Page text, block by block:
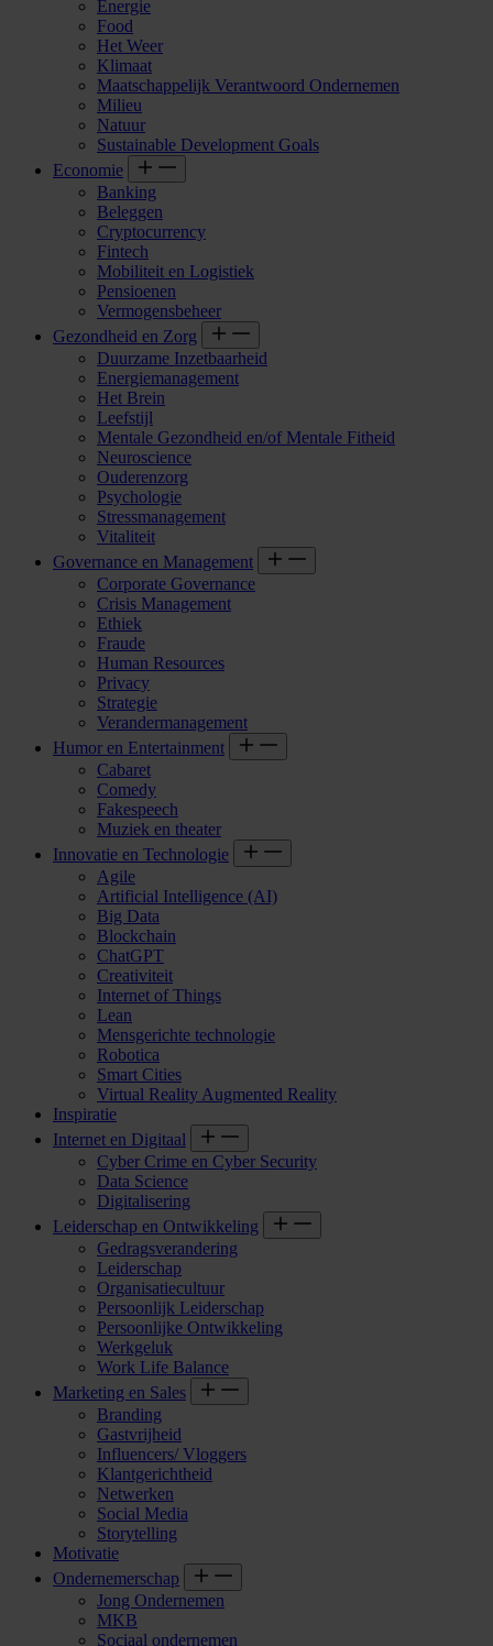
Energie
Food
Het Weer
Klimaat
Maatschappelijk Verantwoord Ondernemen
Milieu
Natuur
Sustainable Development Goals
Economie
Banking
Beleggen
Cryptocurrency
Fintech
Mobiliteit en Logistiek
Pensioenen
Vermogensbeheer
Gezondheid en Zorg
Duurzame Inzetbaarheid
Energiemanagement
Het Brein
Leefstijl
Mentale Gezondheid en/of Mentale Fitheid
Neuroscience
Ouderenzorg
Psychologie
Stressmanagement
Vitaliteit
Governance en Management
Corporate Governance
Crisis Management
Ethiek
Fraude
Human Resources
Privacy
Strategie
Verandermanagement
Humor en Entertainment
Cabaret
Comedy
Fakespeech
Muziek en theater
Innovatie en Technologie
Agile
Artificial Intelligence (AI)
Big Data
Blockchain
ChatGPT
Creativiteit
Internet of Things
Lean
Mensgerichte technologie
Robotica
Smart Cities
Virtual Reality Augmented Reality
Inspiratie
Internet en Digitaal
Cyber Crime en Cyber Security
Data Science
Digitalisering
Leiderschap en Ontwikkeling
Gedragsverandering
Leiderschap
Organisatiecultuur
Persoonlijk Leiderschap
Persoonlijke Ontwikkeling
Werkgeluk
Work Life Balance
Marketing en Sales
Branding
Gastvrijheid
Influencers/ Vloggers
Klantgerichtheid
Netwerken
Social Media
Storytelling
Motivatie
Ondernemerschap
Jong Ondernemen
MKB
Sociaal ondernemen